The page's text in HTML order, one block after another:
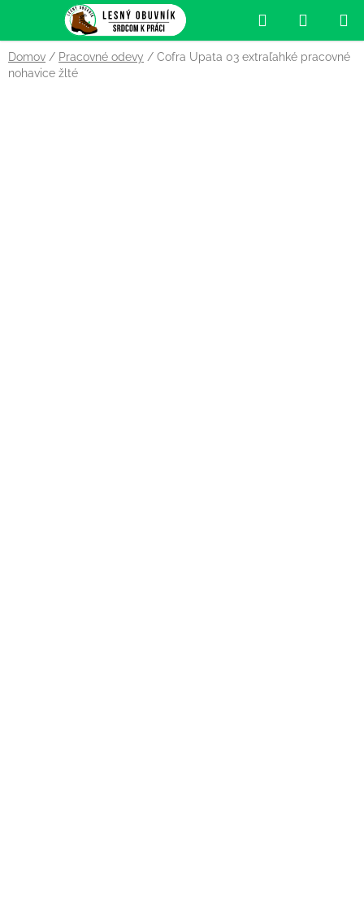
obsah
Hľadať
KOŠÍK
Domov / Pracovné odevy / Cofra Upata 03 extraľahké pracovné
nohavice žlté